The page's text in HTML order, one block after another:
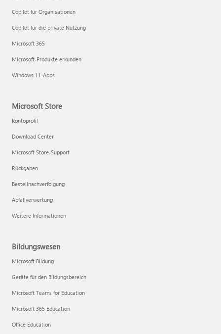
Copilot für Organisationen
Copilot für die private Nutzung
Microsoft 365
Microsoft-Produkte erkunden
Windows 11-Apps
Microsoft Store
Kontoprofil
Download Center
Microsoft Store-Support
Rückgaben
Bestellnachverfolgung
Abfallverwertung
Weitere Informationen
Bildungswesen
Microsoft Bildung
Geräte für den Bildungsbereich
Microsoft Teams for Education
Microsoft 365 Education
Office Education